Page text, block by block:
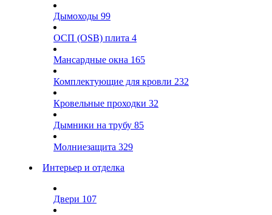
Дымоходы 99
ОСП (OSB) плита 4
Мансардные окна 165
Комплектующие для кровли 232
Кровельные проходки 32
Дымники на трубу 85
Молниезащита 329
Интерьер и отделка
Двери 107